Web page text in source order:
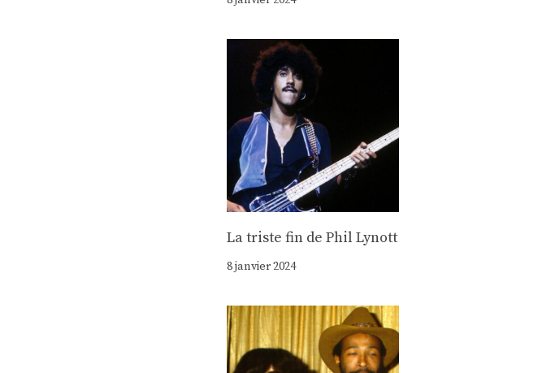
La triste fin de Phil Lynott
8 janvier 2024